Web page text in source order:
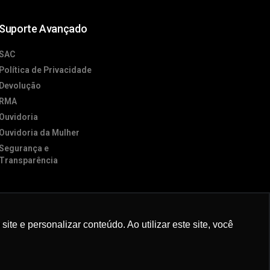
e personalizar conteúdo. Ao utilizar este site, você
Suporte Avançado
Política de Privacidade
Devolução
RMA
Ouvidoria
Ouvidoria da Mulher
e
Transparência